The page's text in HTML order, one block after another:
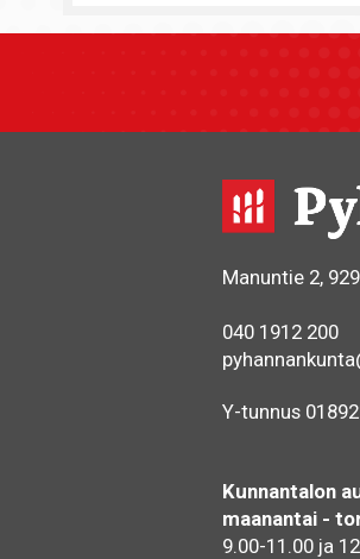
Manuntie 2,
040 1912 200
Y-tunnus
Kunnantalon
maanantai -
9.00-11.00 ja